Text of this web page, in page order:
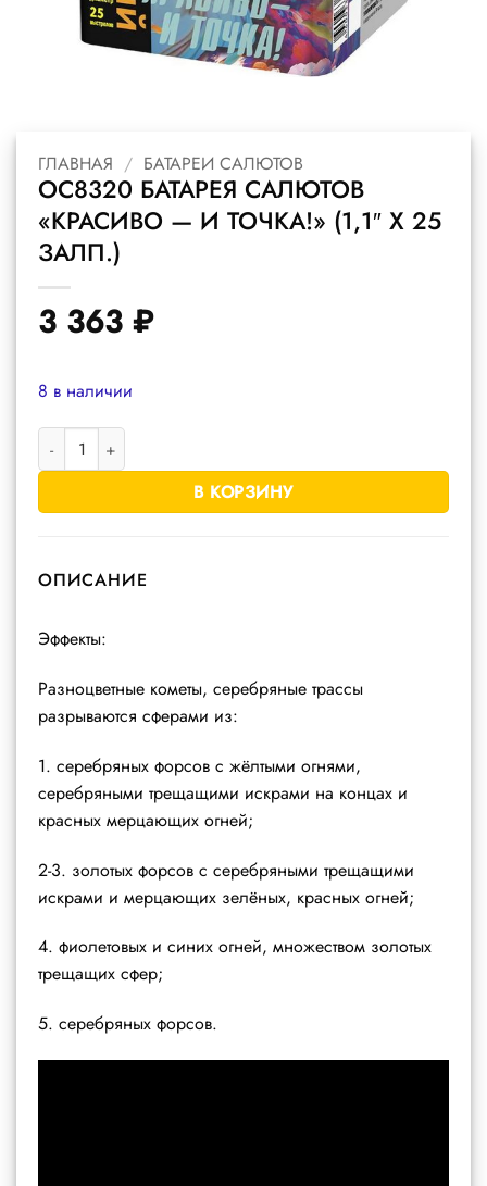
ГЛАВНАЯ / БАТАРЕИ САЛЮТОВ
ОС8320 БАТАРЕЯ САЛЮТОВ
«КРАСИВО — И ТОЧКА!» (1,1″ Х 25
ЗАЛП.)
3 363 ₽
8 в наличии
Количество товара ОС8320 батарея салютов "Красиво - и
В КОРЗИНУ
ОПИСАНИЕ
Эффекты:
Разноцветные кометы, серебряные трассы
разрываются сферами из:
1. серебряных форсов с жёлтыми огнями,
серебряными трещащими искрами на концах и
красных мерцающих огней;
2-3. золотых форсов с серебряными трещащими
искрами и мерцающих зелёных, красных огней;
4. фиолетовых и синих огней, множеством золотых
трещащих сфер;
5. серебряных форсов.